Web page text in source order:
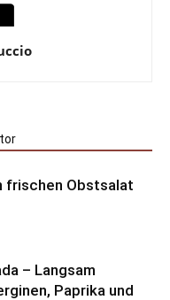
frischen Obstsalat
– Langsam
Paprika und